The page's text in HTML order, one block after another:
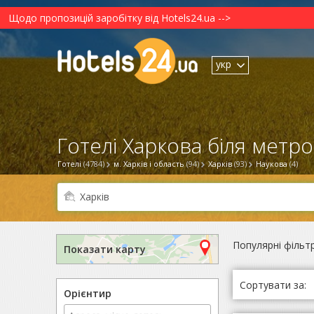
Щодо пропозицій заробітку від Hotels24.ua -->
укр
Готелі (4784) м. Харків і область (94) Харків (93) Наукова (4)
Готелі Харкова біля
Показати карту
Орієнтир
Популярні
Сортувати за: